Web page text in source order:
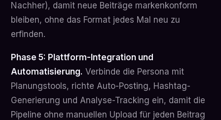
Nachher), damit neue Beiträge markenkonform
bleiben, ohne das Format jedes Mal neu zu
erfinden.
Phase 5: Plattform-Integration und
Automatisierung. Verbinde die Persona mit
Planungstools, richte Auto-Posting, Hashtag-
Generierung und Analyse-Tracking ein, damit die
Pipeline ohne manuellen Upload für jeden Beitrag